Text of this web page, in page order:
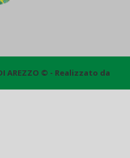
DI AREZZO © - Realizzato da